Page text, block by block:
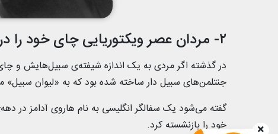
۲- مردان عصر ویکتوریایی چای خود را در لیوان‌های مخصوص می‌خوردند
در گذشته اگر مردی به یک اندازه شیفته‌ی سبیل‌هایش و
جنتلمن‌های سبیل دار ساخته شده بود که به «لیوان
خود را بازنشسته کرد.